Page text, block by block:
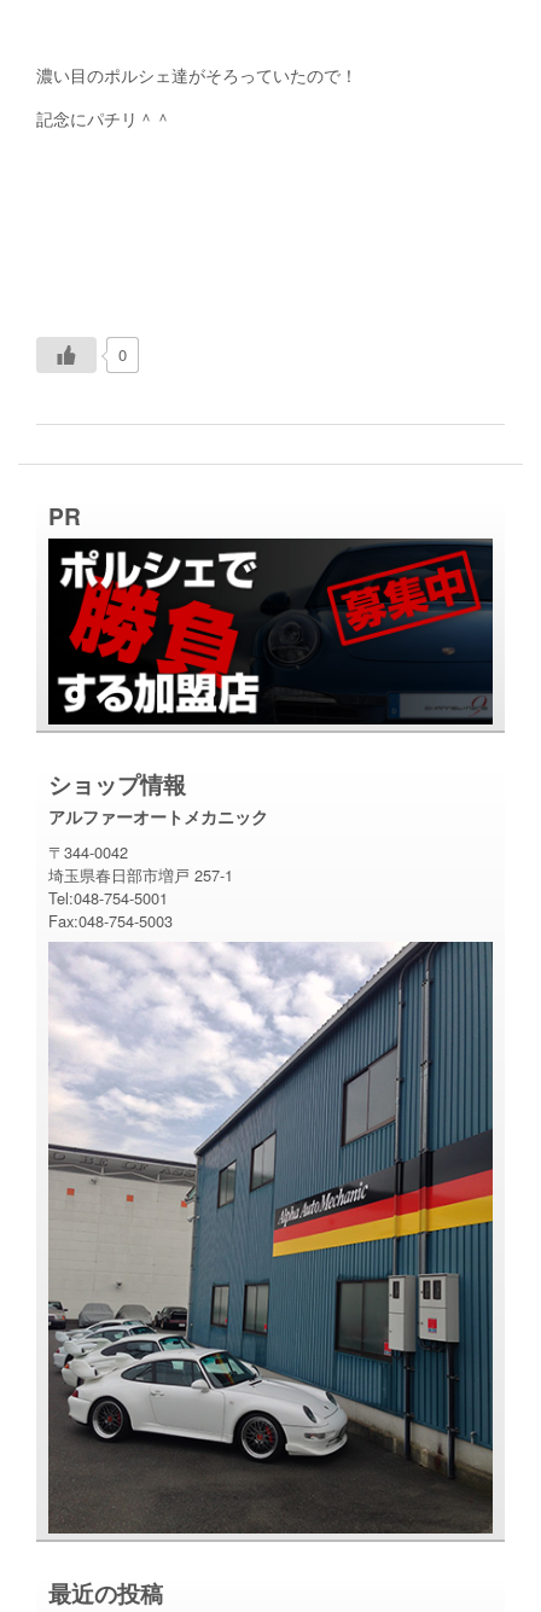
濃い目のポルシェ達がそろっていたので！
記念にパチリ＾＾
0
PR
ショップ情報
アルファーオートメカニック
〒344-0042
埼玉県春日部市増戸 257-1
Tel:048-754-5001
Fax:048-754-5003
最近の投稿